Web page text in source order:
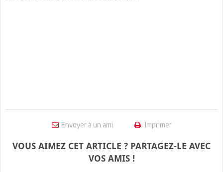
Envoyer à un ami Imprimer
VOUS AIMEZ CET ARTICLE ? PARTAGEZ-LE AVEC
VOS AMIS !